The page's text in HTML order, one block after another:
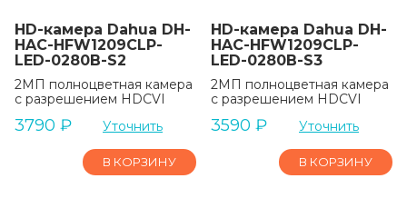
HD-камера Dahua DH-
HAC-HFW1209CLP-
LED-0280B-S2
2МП полноцветная камера
с разрешением HDCVI
3790 ₽ Уточнить
В КОРЗИНУ
HD-камера Dahua DH-
HAC-HFW1209CLP-
LED-0280B-S3
2МП полноцветная камера
с разрешением HDCVI
3590 ₽ Уточнить
В КОРЗИНУ